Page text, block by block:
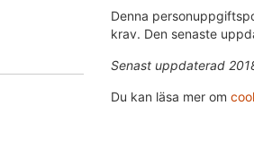
Denna
krav. Den senaste
Senast uppdaterad
Du kan läsa mer om